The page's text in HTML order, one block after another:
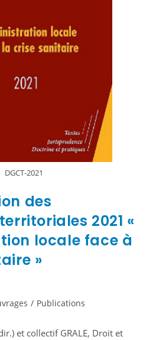
DGCT-2021
des
2021 «
locale face à
»
/ Publications
et collectif GRALE, Droit et